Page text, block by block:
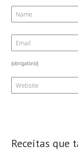
(obrigatório)
Receitas que